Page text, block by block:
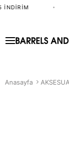
İNDIRIM •
Anasayfa